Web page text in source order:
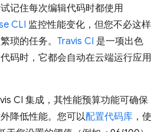
记住每次编辑代码时都使用
CLI 监控性能变化，但您不必这样
琐的任务。 Travis CI 是一项出色
码时，它都会自动在云端运行应用
CI 集成，其性能预算功能可确保
降低性能。您可以配置代码库 ，使